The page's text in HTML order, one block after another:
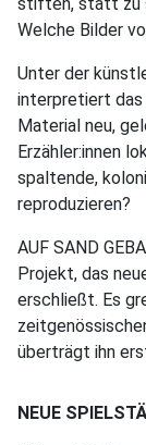
stiften, statt zu
Welche Bilder
Unter der
interpretiert das
Material neu,
Erzähler:innen
spaltende,
reproduzieren?
AUF SAND
Projekt, das
erschließt. Es
überträgt ihn
NEUE